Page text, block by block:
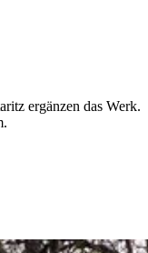
ergänzen das Werk.